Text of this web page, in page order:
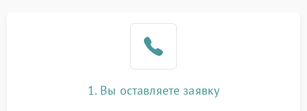
1. Вы оставляете заявку